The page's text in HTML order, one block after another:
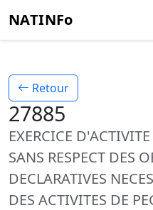
NATINFo
Retour
27885
EXERCICE
SANS RESPECT DES
DECLARATIVES
DES ACTIVITES DE